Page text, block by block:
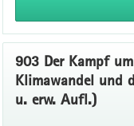
903 Der Kampf
Klimawandel und
u. erw. Aufl.)